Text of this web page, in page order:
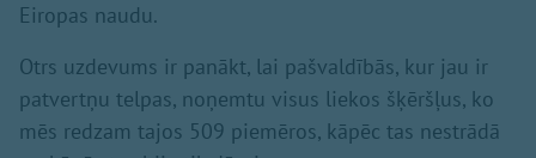
Eiropas naudu.
Otrs uzdevums ir panākt, lai pašvaldībās, kur jau ir
patvertņu telpas, noņemtu visus liekos šķēršļus, ko
mēs redzam tajos 509 piemēros, kāpēc tas nestrādā